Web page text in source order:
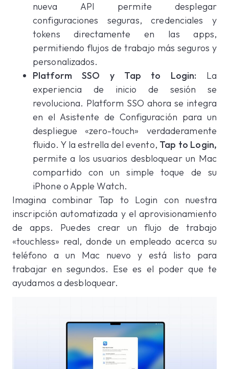
nueva API permite desplegar
configuraciones seguras, credenciales y
tokens directamente en las apps,
permitiendo flujos de trabajo más seguros y
personalizados.
Platform SSO y Tap to Login: La
experiencia de inicio de sesión se
revoluciona. Platform SSO ahora se integra
en el Asistente de Configuración para un
despliegue «zero-touch» verdaderamente
fluido. Y la estrella del evento, Tap to Login,
permite a los usuarios desbloquear un Mac
compartido con un simple toque de su
iPhone o Apple Watch.
Imagina combinar Tap to Login con nuestra
inscripción automatizada y el aprovisionamiento
de apps. Puedes crear un flujo de trabajo
«touchless» real, donde un empleado acerca su
teléfono a un Mac nuevo y está listo para
trabajar en segundos. Ese es el poder que te
ayudamos a desbloquear.